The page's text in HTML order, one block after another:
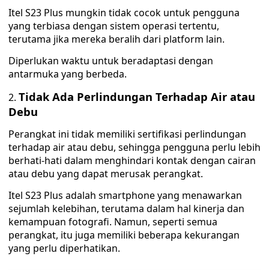
Itel S23 Plus mungkin tidak cocok untuk pengguna
yang terbiasa dengan sistem operasi tertentu,
terutama jika mereka beralih dari platform lain.
Diperlukan waktu untuk beradaptasi dengan
antarmuka yang berbeda.
Tidak Ada Perlindungan Terhadap Air atau
Debu
Perangkat ini tidak memiliki sertifikasi perlindungan
terhadap air atau debu, sehingga pengguna perlu lebih
berhati-hati dalam menghindari kontak dengan cairan
atau debu yang dapat merusak perangkat.
Itel S23 Plus adalah smartphone yang menawarkan
sejumlah kelebihan, terutama dalam hal kinerja dan
kemampuan fotografi. Namun, seperti semua
perangkat, itu juga memiliki beberapa kekurangan
yang perlu diperhatikan.